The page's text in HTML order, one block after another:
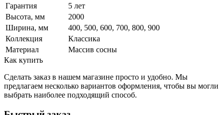
Гарантия
5 лет
Высота, мм
2000
Ширина, мм
400, 500, 600, 700, 800, 900
Коллекция
Классика
Материал
Массив сосны
Как купить
Сделать заказ в нашем магазине просто и удобно. Мы
предлагаем несколько вариантов оформления, чтобы вы могли
выбрать наиболее подходящий способ.